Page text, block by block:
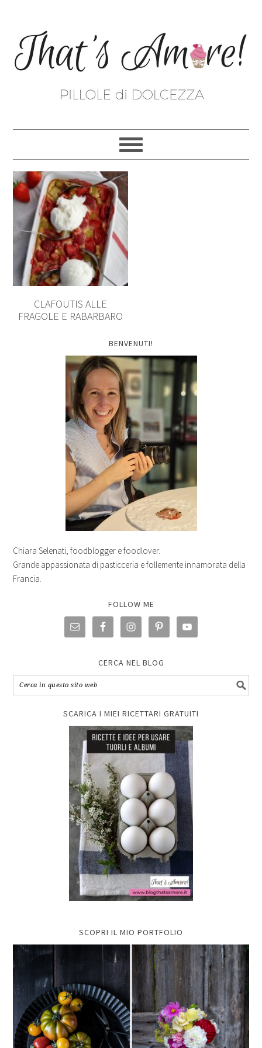
CLAFOUTIS ALLE
FRAGOLE E RABARBARO
BENVENUTI!
Chiara Selenati, foodblogger e foodlover.
Grande appassionata di pasticceria e follemente innamorata della
Francia.
FOLLOW ME
CERCA NEL BLOG
SCARICA I MIEI RICETTARI GRATUITI
SCOPRI IL MIO PORTFOLIO